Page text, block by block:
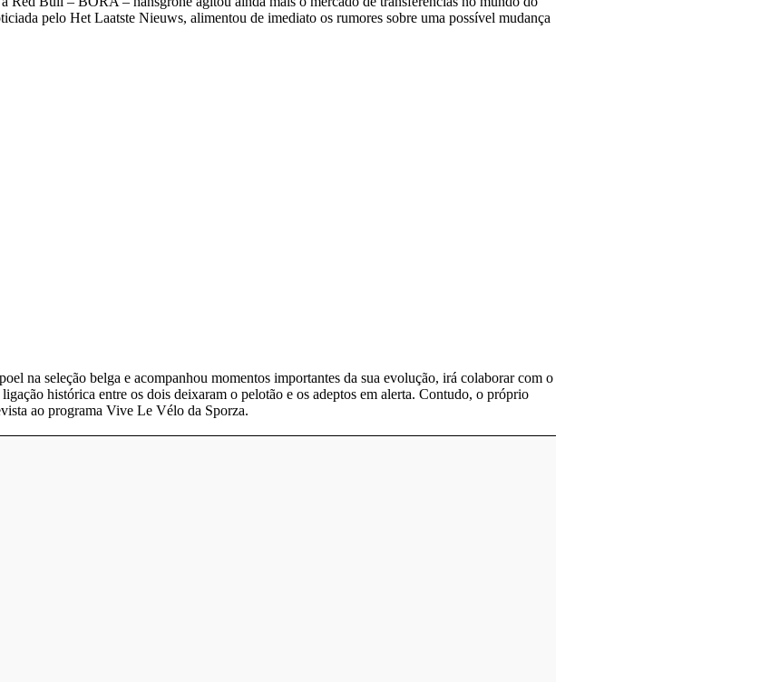
pelo Het Laatste Nieuws, alimentou de imediato os rumores sobre uma possível mudança
na seleção belga e acompanhou momentos importantes da sua evolução, irá colaborar com o
histórica entre os dois deixaram o pelotão e os adeptos em alerta. Contudo, o próprio
ao programa Vive Le Vélo da Sporza.